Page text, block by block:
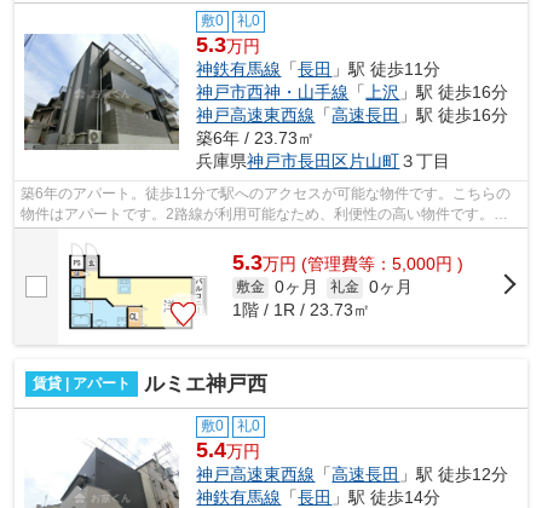
敷0 礼0
5.3万円
神鉄有馬線 「長田 」駅 徒歩11分
神戸市西神・山手線 「 上沢 」駅 徒歩16分
神戸高速東西線 「高速長田 」駅 徒歩16分
築6年 / 23.73㎡
兵庫県神戸市長田区片山町３丁目
築6年のアパート。徒歩11分で駅へのアクセスが可能な物件です。こちらの
物件はアパートです。2路線が利用可能なため、利便性の高い物件です。丁
寧かつ迅速な対応がモットーの小総。お...
5.3万円 (管理費等：5,000円 )
敷金 0ヶ月 礼金 0ヶ月
1階 / 1R / 23.73㎡
賃貸 | アパート ルミエ神戸西
敷0 礼0
5.4万円
神戸高速東西線 「高速長田 」駅 徒歩12分
神鉄有馬線 「長田 」駅 徒歩14分